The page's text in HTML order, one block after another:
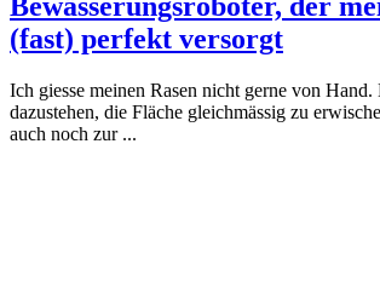
Bewässerungsroboter, der
(fast) perfekt versorgt
Ich giesse meinen Rasen nicht gerne von
dazustehen, die Fläche gleichmässig zu
auch noch zur ...